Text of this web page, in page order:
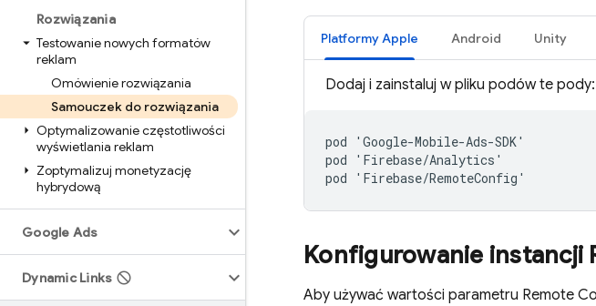
Rozwiązania
Testowanie nowych formatów
reklam
Omówienie rozwiązania
Samouczek do rozwiązania
Optymalizowanie częstotliwości
wyświetlania reklam
Zoptymalizuj monetyzację
hybrydową
Google Ads
Dynamic Links
Platformy Apple Android Unity
Dodaj i zainstaluj w pliku podów te pody:
pod 'Google-Mobile-Ads-SDK'
pod 'Firebase/Analytics'
Konfigurowanie instancji
Aby używać wartości parametru Remote